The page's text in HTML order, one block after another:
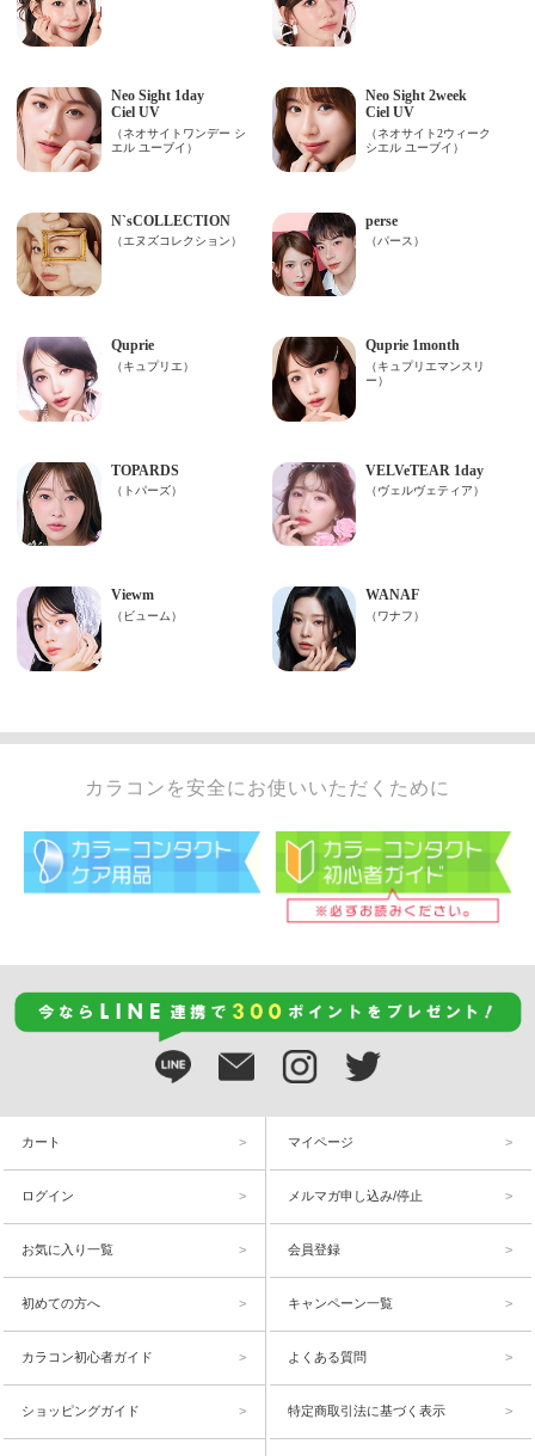
カラコンを安全にお使いいただくために
カート マイページ
ログイン メルマガ申し込み/停止
お気に入り一覧 会員登録
初めての方へ キャンペーン一覧
カラコン初心者ガイド よくある質問
ショッピングガイド 特定商取引法に基づく表示